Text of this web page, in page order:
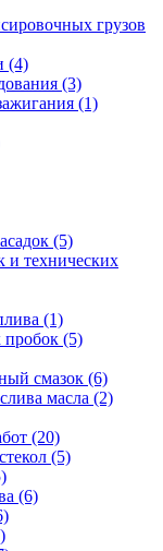
грузов
(4)
(3)
(1)
(5)
и технических
(1)
(5)
смазок (6)
масла (2)
(20)
(5)
(6)